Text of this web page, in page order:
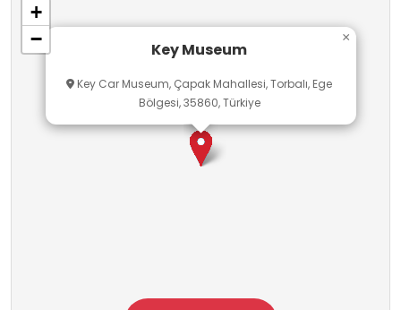
üzerinden izlemek isteyenler için de bir çekim
merkezi olma misyonu ile çalışmalarını
Antik Kenti ile aynı rotadadır.
Key Museum
Key Car Museum, Çapak Mahallesi, Torbalı, Ege
Bölgesi, 35860, Türkiye
×
+
−